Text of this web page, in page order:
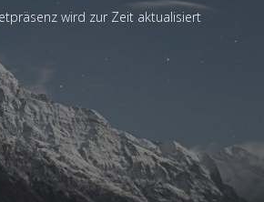
wird zur Zeit aktualisiert